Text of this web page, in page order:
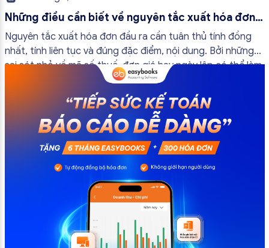
Những điều cần biết về nguyên tắc xuất hóa đơn
đầu ra
Nguyên tắc xuất hóa đơn đầu ra cần tuân thủ tính đồng
nhất, tính liên tục và đúng đặc điểm, nội dung. Bởi những
sai sót nhỏ về mã số thuế, đơn giá hay ngày lập có thể làm
ảnh hưởng đến quá trình quyết toán thuế của bạn. Kế
toán có thể tham khảo […]